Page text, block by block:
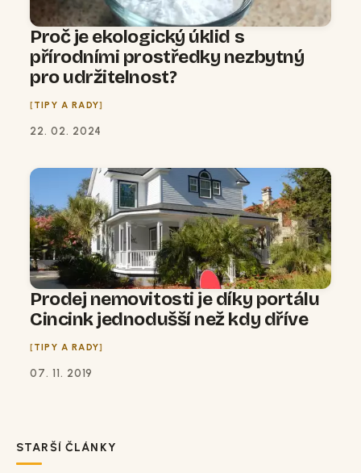
Proč je ekologický úklid s
přírodními prostředky nezbytný
pro udržitelnost?
TIPY A RADY
22. 02. 2024
Prodej nemovitosti je díky portálu
Cincink jednodušší než kdy dříve
TIPY A RADY
07. 11. 2019
STARŠÍ ČLÁNKY